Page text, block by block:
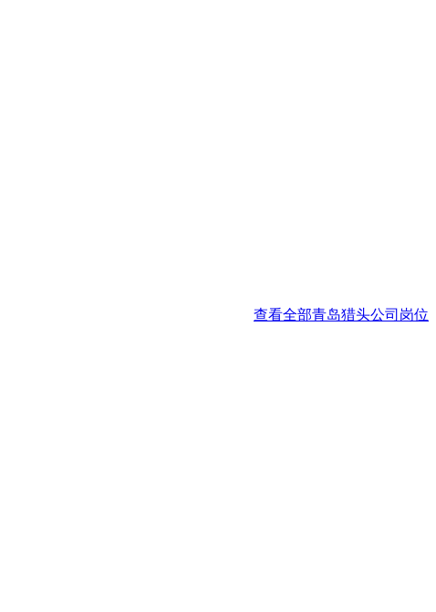
查看全部青岛猎头公司岗位